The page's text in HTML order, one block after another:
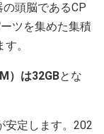
頭脳であるCP
ツを集めた集積
。
）は32GBとな
安定します。202